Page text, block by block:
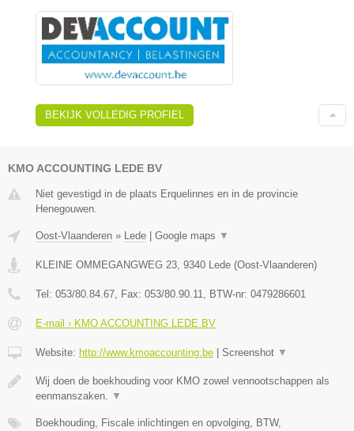
BEKIJK VOLLEDIG PROFIEL
KMO ACCOUNTING LEDE BV
Niet gevestigd in de plaats Erquelinnes en in de provincie
Henegouwen.
Oost-Vlaanderen » Lede Google maps ▼
KLEINE OMMEGANGWEG 23, 9340 Lede (Oost-Vlaanderen)
Tel: 053/80.84.67, Fax: 053/80.90.11, BTW-nr: 0479286601
E-mail › KMO ACCOUNTING LEDE BV
Website: http://www.kmoaccounting.be Screenshot ▼
Wij doen de boekhouding voor KMO zowel vennootschappen als
eenmanszaken. ▼
Boekhouding, Fiscale inlichtingen en opvolging, BTW,